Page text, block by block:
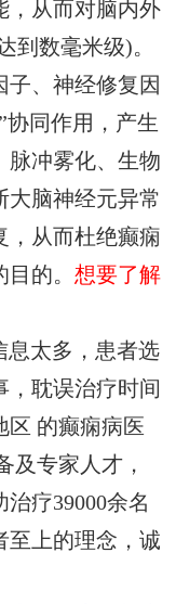
，从而对脑内外
到数毫米级)。
、神经修复因
协同作用，产生
脉冲雾化、生物
大脑神经元异常
，从而杜绝癫痫
的。 想要了解
息太多，患者选
，耽误治疗时间
区 的癫痫病医
及专家人才，
疗39000余名
至上的理念，诚